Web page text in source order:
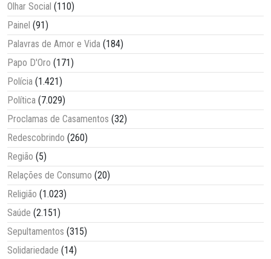
Olhar Social (110)
Painel (91)
Palavras de Amor e Vida (184)
Papo D'Oro (171)
Polícia (1.421)
Política (7.029)
Proclamas de Casamentos (32)
Redescobrindo (260)
Região (5)
Relações de Consumo (20)
Religião (1.023)
Saúde (2.151)
Sepultamentos (315)
Solidariedade (14)